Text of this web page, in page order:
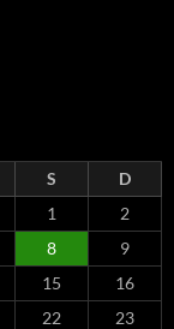
S
D
1
2
8
9
15
16
22
23